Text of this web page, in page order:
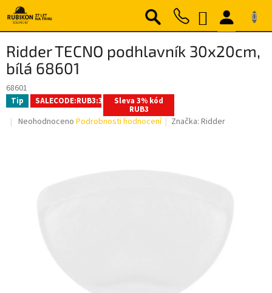
Přejít
na
obsah
NÁKUPNÍ
KOŠÍK
Ridder TECNO podhlavník 30x20cm,
bílá 68601
68601
Tip SALECODE:RUB3:3:% Sleva 3% kód
RUB3
Průměrné
Neohodnoceno Podrobnosti hodnocení Značka:Ridder